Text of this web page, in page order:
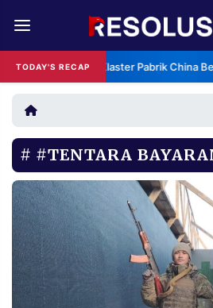
TODAY'S RECAP Klaster Pabrik China
REDAKSI TENTANG
RESOLUSI IKLAN
RUBRIKASI
EDITORIAL AKSARA
FINANSIA PERSONA
DAERAH NASIONAL
MANCA
#TENTARA